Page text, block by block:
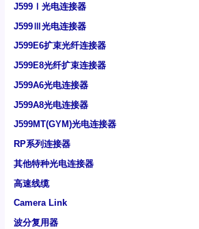
J599Ⅰ光电连接器
J599Ⅲ光电连接器
J599E6扩束光纤连接器
J599E8光纤扩束连接器
J599A6光电连接器
J599A8光电连接器
J599MT(GYM)光电连接器
RP系列连接器
其他特种光电连接器
高速线缆
Camera Link
波分复用器